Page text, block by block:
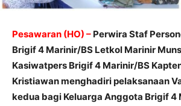
Pesawaran (HO) – Perwira Staf
Brigif 4 Marinir/BS Letkol Marinir
Kasiwatpers Brigif 4 Marinir/BS
Kristiawan menghadiri pelaksanaan
kedua bagi Keluarga Anggota Brigif 4